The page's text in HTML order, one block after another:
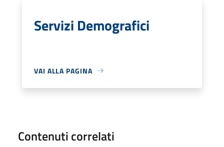
Servizi Demografici
VAI ALLA PAGINA
Contenuti correlati